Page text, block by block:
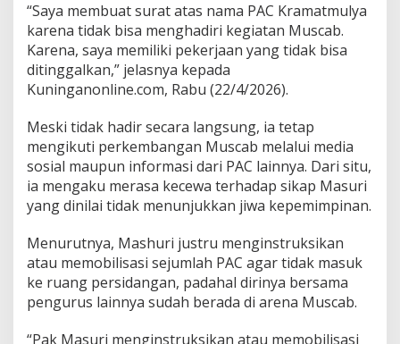
“Saya membuat surat atas nama PAC Kramatmulya
karena tidak bisa menghadiri kegiatan Muscab.
Karena, saya memiliki pekerjaan yang tidak bisa
ditinggalkan,” jelasnya kepada
Kuninganonline.com, Rabu (22/4/2026).
Meski tidak hadir secara langsung, ia tetap
mengikuti perkembangan Muscab melalui media
sosial maupun informasi dari PAC lainnya. Dari situ,
ia mengaku merasa kecewa terhadap sikap Masuri
yang dinilai tidak menunjukkan jiwa kepemimpinan.
Menurutnya, Mashuri justru menginstruksikan
atau memobilisasi sejumlah PAC agar tidak masuk
ke ruang persidangan, padahal dirinya bersama
pengurus lainnya sudah berada di arena Muscab.
“Pak Masuri menginstruksikan atau memobilisasi